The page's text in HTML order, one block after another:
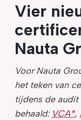
Vier
Nauta
Voor Nauta
het teken van
tijdens de
behaald: VCA*,